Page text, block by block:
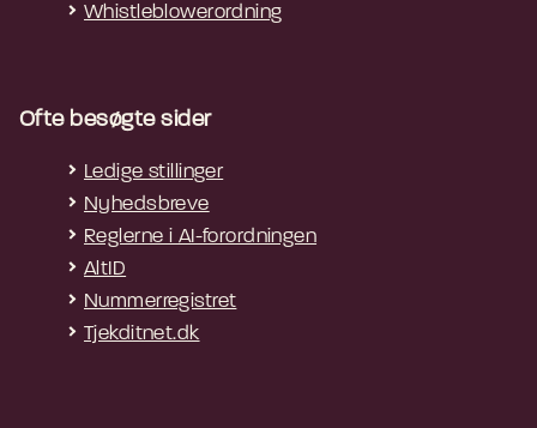
Whistleblowerordning
Ofte besøgte sider
Ledige stillinger
Nyhedsbreve
Reglerne i AI-forordningen
AltID
Nummerregistret
Tjekditnet.dk